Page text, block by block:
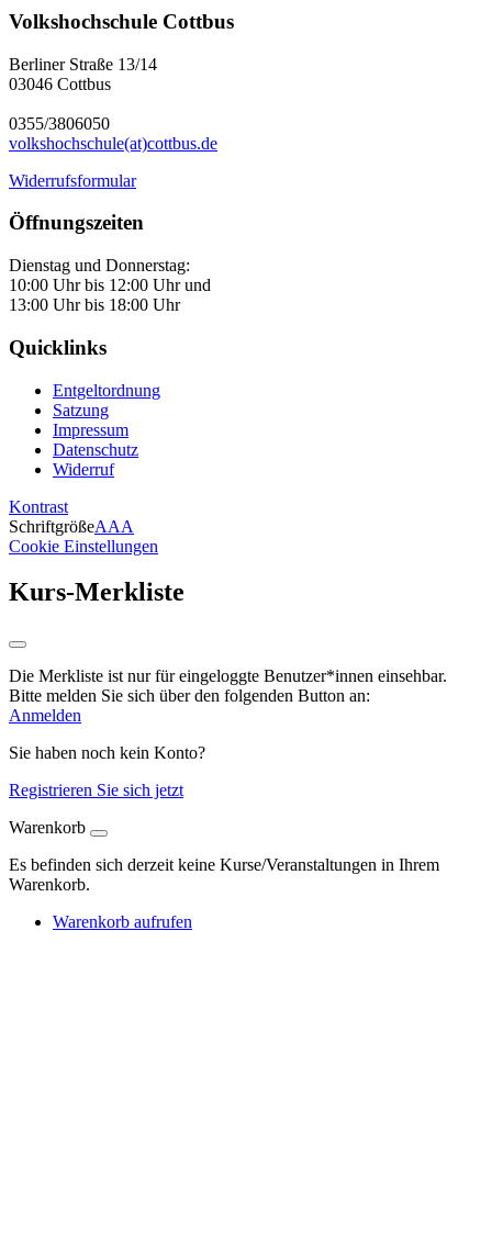
Volkshochschule Cottbus
Berliner Straße 13/14
03046 Cottbus
0355/3806050
volkshochschule(at)cottbus.de
Widerrufsformular
Öffnungszeiten
Dienstag und Donnerstag:
10:00 Uhr bis 12:00 Uhr und
13:00 Uhr bis 18:00 Uhr
Quicklinks
Entgeltordnung
Satzung
Impressum
Datenschutz
Widerruf
Kontrast
SchriftgrößeAAA
Cookie Einstellungen
Kurs-Merkliste
Die Merkliste ist nur für eingeloggte Benutzer*innen einsehbar.
Bitte melden Sie sich über den folgenden Button an:
Anmelden
Sie haben noch kein Konto?
Registrieren Sie sich jetzt
Warenkorb
Es befinden sich derzeit keine Kurse/Veranstaltungen in Ihrem
Warenkorb.
Warenkorb aufrufen